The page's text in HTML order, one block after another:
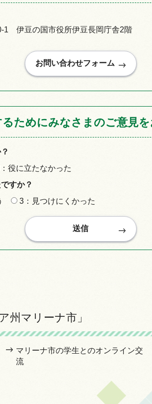
1 伊豆の国市役所伊豆長岡庁舎2階
ためにみなさまのご意見
役に立たなかった
すか？
3：見つけにくかった
州マリーナ市」
マリーナ市の学生とのオンライン交
流